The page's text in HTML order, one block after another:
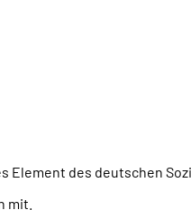
des deutschen
mit.